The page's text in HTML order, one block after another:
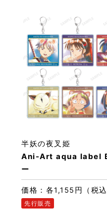
Ani-Art aqua label
ー
半妖の夜叉姫
価格：各1,155円（税込
先行販売